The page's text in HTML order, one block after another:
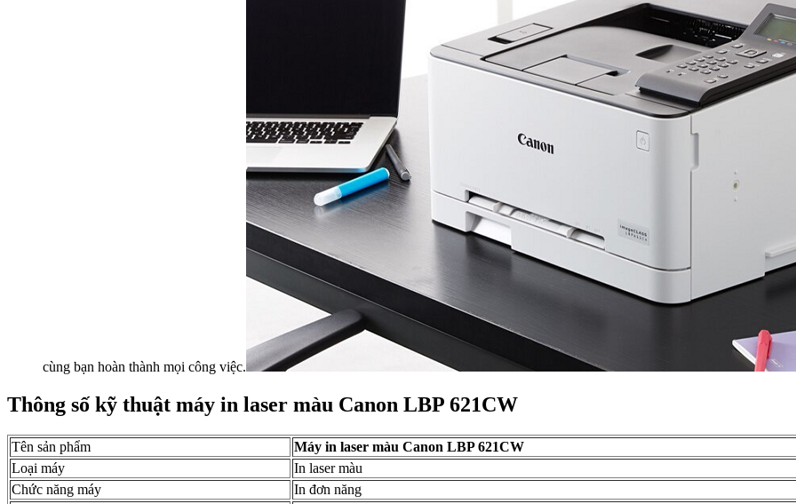
cùng bạn hoàn thành mọi công việc.
Thông số kỹ thuật máy in laser màu Canon LBP 621CW
Tên sản phẩm
Máy in laser màu Canon LBP 621CW
Loại máy
In laser màu
Chức năng máy
In đơn năng